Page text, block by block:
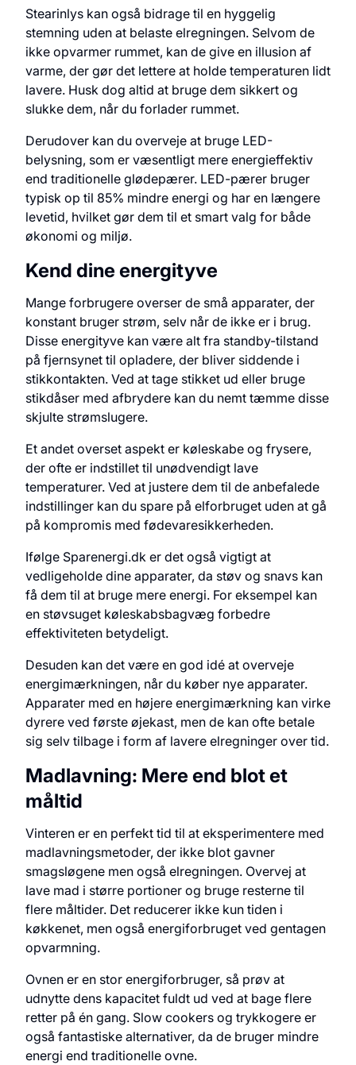
Stearinlys kan også bidrage til en hyggelig
stemning uden at belaste elregningen. Selvom de
ikke opvarmer rummet, kan de give en illusion af
varme, der gør det lettere at holde temperaturen lidt
lavere. Husk dog altid at bruge dem sikkert og
slukke dem, når du forlader rummet.
Derudover kan du overveje at bruge LED-
belysning, som er væsentligt mere energieffektiv
end traditionelle glødepærer. LED-pærer bruger
typisk op til 85% mindre energi og har en længere
levetid, hvilket gør dem til et smart valg for både
økonomi og miljø.
Kend dine energityve
Mange forbrugere overser de små apparater, der
konstant bruger strøm, selv når de ikke er i brug.
Disse energityve kan være alt fra standby-tilstand
på fjernsynet til opladere, der bliver siddende i
stikkontakten. Ved at tage stikket ud eller bruge
stikdåser med afbrydere kan du nemt tæmme disse
skjulte strømslugere.
Et andet overset aspekt er køleskabe og frysere,
der ofte er indstillet til unødvendigt lave
temperaturer. Ved at justere dem til de anbefalede
indstillinger kan du spare på elforbruget uden at gå
på kompromis med fødevaresikkerheden.
Ifølge Sparenergi.dk er det også vigtigt at
vedligeholde dine apparater, da støv og snavs kan
få dem til at bruge mere energi. For eksempel kan
en støvsuget køleskabsbagvæg forbedre
effektiviteten betydeligt.
Desuden kan det være en god idé at overveje
energimærkningen, når du køber nye apparater.
Apparater med en højere energimærkning kan virke
dyrere ved første øjekast, men de kan ofte betale
sig selv tilbage i form af lavere elregninger over tid.
Madlavning: Mere end blot et
måltid
Vinteren er en perfekt tid til at eksperimentere med
madlavningsmetoder, der ikke blot gavner
smagsløgene men også elregningen. Overvej at
lave mad i større portioner og bruge resterne til
flere måltider. Det reducerer ikke kun tiden i
køkkenet, men også energiforbruget ved gentagen
opvarmning.
Ovnen er en stor energiforbruger, så prøv at
udnytte dens kapacitet fuldt ud ved at bage flere
retter på én gang. Slow cookers og trykkogere er
også fantastiske alternativer, da de bruger mindre
energi end traditionelle ovne.